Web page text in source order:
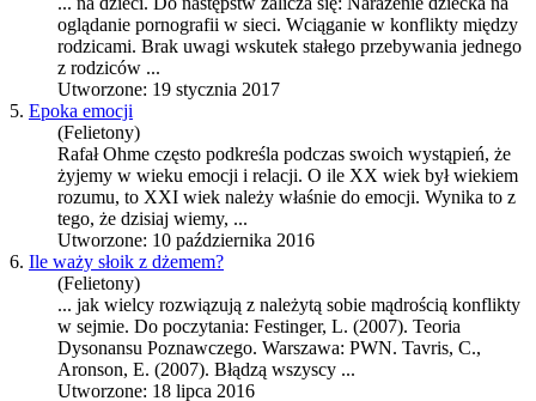
oglądanie pornografii w sieci. Wciąganie w konflikty między
rodzicami. Brak uwagi wskutek stałego przebywania jednego
z rodziców ...
Utworzone: 19 stycznia 2017
5. Epoka emocji
(Felietony)
Rafał Ohme często podkreśla podczas swoich wystąpień, że
żyjemy w wieku emocji i relacji. O ile XX wiek był wiekiem
rozumu, to XXI wiek należy właśnie do emocji. Wynika to z
tego, że dzisiaj wiemy, ...
Utworzone: 10 października 2016
6. Ile waży słoik z dżemem?
(Felietony)
... jak wielcy rozwiązują z należytą sobie mądrością konflikty
w sejmie. Do poczytania: Festinger, L. (2007). Teoria
Dysonansu Poznawczego. Warszawa: PWN. Tavris, C.,
Aronson, E. (2007). Błądzą wszyscy ...
Utworzone: 18 lipca 2016